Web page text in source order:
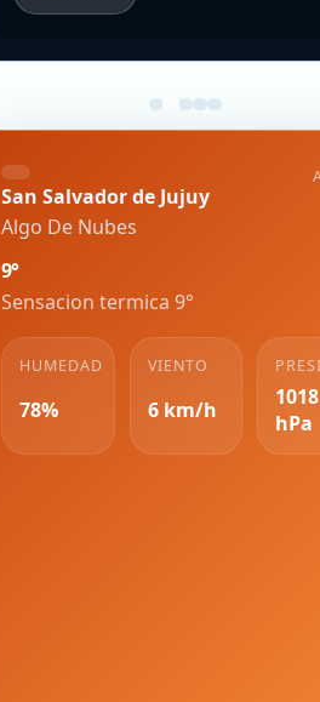
San Salvador de Jujuy
Algo De Nubes
9°
Sensacion termica 9°
HUMEDAD
78%
VIENTO
6 km/h
1018
hPa